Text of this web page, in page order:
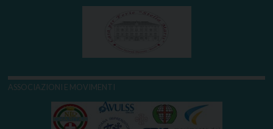
ASSOCIAZIONI E MOVIMENTI